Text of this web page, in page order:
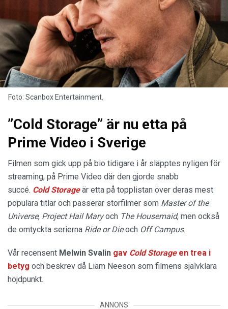
Foto: Scanbox Entertainment.
”Cold Storage” är nu etta på
Prime Video i Sverige
Filmen som gick upp på bio tidigare i år släpptes nyligen för
streaming, på Prime Video där den gjorde snabb
succé. Cold Storage är etta på topplistan över deras mest
populära titlar och passerar storfilmer som Master of the
Universe, Project Hail Maryoch The Housemaid, men också
de omtyckta serierna Ride or Dieoch Off Campus.
Vår recensent Melwin Svalin gav Cold Storage en trea i
betyg och beskrev då Liam Neeson som filmens självklara
höjdpunkt.
ANNONS